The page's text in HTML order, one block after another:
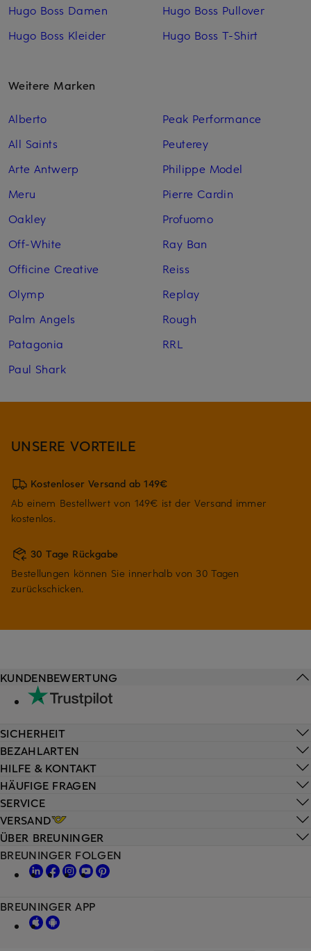
Hugo Boss Damen
Hugo Boss Kleider
Hugo Boss Pullover
Hugo Boss T-Shirt
Weitere Marken
Alberto
All Saints
Arte Antwerp
Meru
Oakley
Off-White
Officine Creative
Olymp
Palm Angels
Patagonia
Paul Shark
Peak Performance
Peuterey
Philippe Model
Pierre Cardin
Profuomo
Ray Ban
Reiss
Replay
Rough
RRL
UNSERE VORTEILE
Kostenloser Versand ab 149€
Ab einem Bestellwert von 149€ ist der Versand immer
kostenlos.
30 Tage Rückgabe
Bestellungen können Sie innerhalb von 30 Tagen
zurückschicken.
HILFE & KONTAKT
HÄUFIGE FRAGEN
SERVICE
VERSAND
KUNDENBEWERTUNG
SICHERHEIT
BEZAHLARTEN
ÜBER BREUNINGER
BREUNINGER FOLGEN
BREUNINGER APP